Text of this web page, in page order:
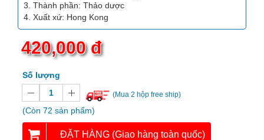
Thuốc
giảm
cân
tăng
cân
Não,
Thành phần: Thảo dược
Xuất xứ: Hong Kong
420,000 đ
Số lượng
(Mua 2 hộp free ship)
(Còn 72 sản phẩm)
ĐẶT HÀNG (Giao hàng toàn quốc)